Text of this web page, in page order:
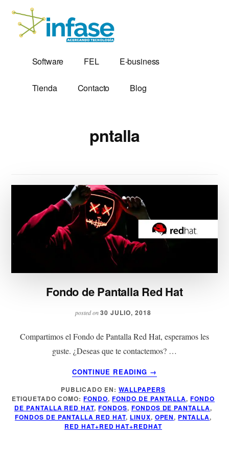
contenido
Additional
menu
Soluciones
Tecnológicas
desde
1,999
Electrónica
Software FEL E-business
Tienda Contacto Blog
pntalla
Fondo de Pantalla Red Hat
posted on30 JULIO, 2018
Compartimos el Fondo de Pantalla Red Hat, esperamos les
guste. ¿Deseas que te contactemos? …
CONTINUE READING
ACERCA
DE
FONDO
DE
PANTALLA
RED
→
PUBLICADO EN: WALLPAPERS
ETIQUETADO COMO:FONDO, FONDO DE PANTALLA,FONDO
DE PANTALLA RED HAT,FONDOS, FONDOS DE PANTALLA,
FONDOS DE PANTALLA RED HAT, LINUX, OPEN, PNTALLA,
RED HAT+RED HAT+REDHAT